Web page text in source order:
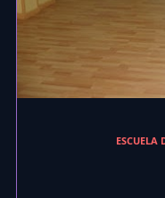
ESCUELA